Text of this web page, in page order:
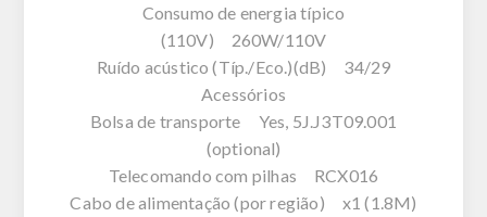
Consumo de energia típico
(110V) 260W/110V
Ruído acústico (Típ./Eco.)(dB) 34/29
Acessórios
Bolsa de transporte Yes, 5J.J3T09.001
(optional)
Telecomando com pilhas RCX016
Cabo de alimentação (por região) x1 (1.8M)